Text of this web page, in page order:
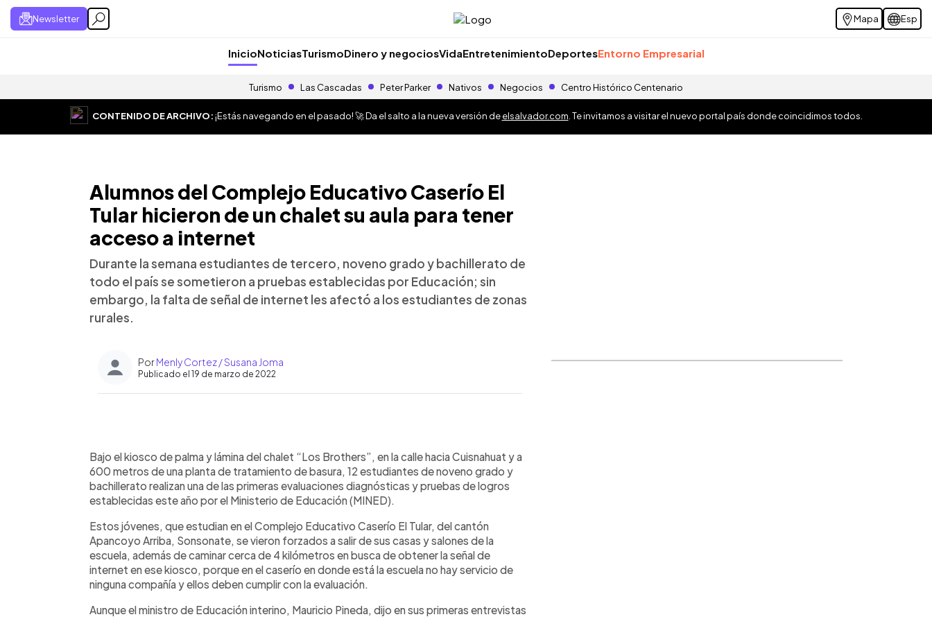
Newsletter Mapa Esp
InicioNoticiasTurismoDinero y negociosVidaEntretenimientoDeportesEntorno Empresarial
Turismo Las Cascadas Peter Parker Nativos Negocios Centro Histórico Centenario
CONTENIDO DE ARCHIVO:¡Estás navegando en el pasado! 🚀 Da el salto a la nueva versión deelsalvador.com . Te invitamos a visitar el nuevo portal país donde coincidimos todos.
Alumnos del Complejo Educativo Caserío El
Tular hicieron de un chalet su aula para tener
acceso a internet
Durante la semana estudiantes de tercero, noveno grado y bachillerato de
todo el país se sometieron a pruebas establecidas por Educación; sin
embargo, la falta de señal de internet les afectó a los estudiantes de zonas
rurales.
PorMenly Cortez / Susana Joma
Publicado el 19 de marzo de 2022
Escuchar artículo
Bajo el kiosco de palma y lámina del chalet “Los Brothers”, en la calle hacia Cuisnahuat y a
600 metros de una planta de tratamiento de basura, 12 estudiantes de noveno grado y
bachillerato realizan una de las primeras evaluaciones diagnósticas y pruebas de logros
establecidas este año por el Ministerio de Educación (MINED).
Estos jóvenes, que estudian en el Complejo Educativo Caserío El Tular, del cantón
Apancoyo Arriba, Sonsonate, se vieron forzados a salir de sus casas y salones de la
escuela, además de caminar cerca de 4 kilómetros en busca de obtener la señal de
internet en ese kiosco, porque en el caserío en donde está la escuela no hay servicio de
ninguna compañía y ellos deben cumplir con la evaluación.
Aunque el ministro de Educación interino, Mauricio Pineda, dijo en sus primeras entrevistas